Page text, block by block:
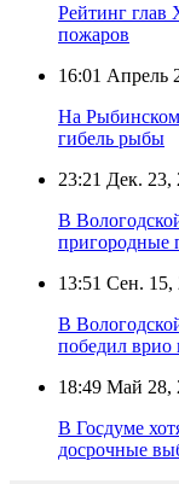
Рейтинг глав
пожаров
16:01 Апрель
На Рыбинском
гибель рыбы
23:21 Дек. 23,
В
пригородные
13:51 Сен. 15,
В
победил врио
18:49 Май 28,
В Госдуме
досрочные